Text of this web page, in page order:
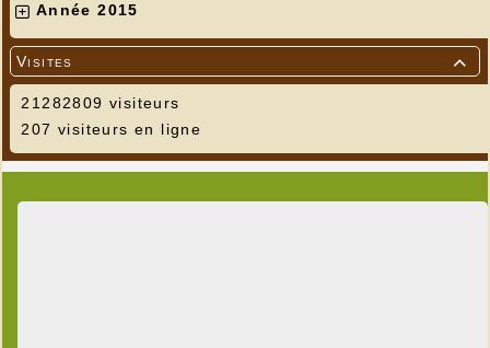
Année 2015

Visites
21282809 visiteurs
207 visiteurs en ligne